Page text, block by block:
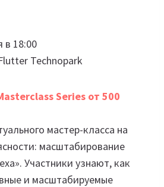
в 18:00
Technopark
Series от 500
мастер-класса на
масштабирование
Участники узнают, как
и масштабируемые